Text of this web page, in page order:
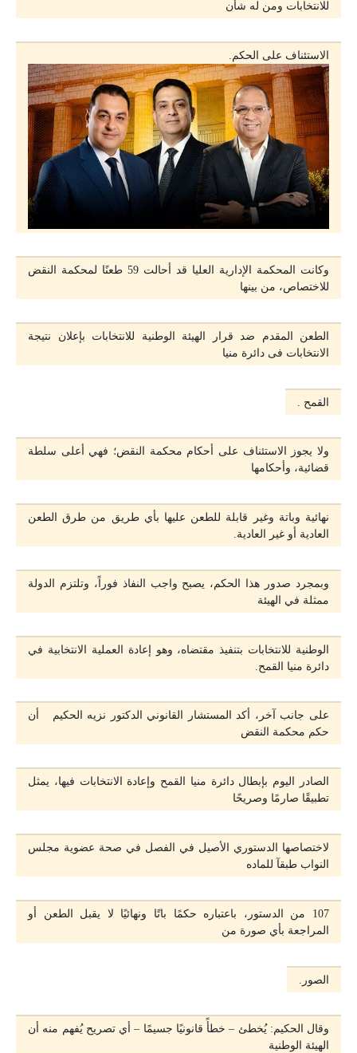
للانتخابات ومن له شأن
الاستئناف على الحكم.
وكانت المحكمة الإدارية العليا قد أحالت 59 طعنًا لمحكمة النقض
للاختصاص، من بينها
الطعن المقدم ضد قرار الهيئة الوطنية للانتخابات بإعلان نتيجة
الانتخابات فى دائرة منيا
القمح .
ولا يجوز الاستئناف على أحكام محكمة النقض؛ فهي أعلى سلطة
قضائية، وأحكامها
نهائية وباتة وغير قابلة للطعن عليها بأي طريق من طرق الطعن
العادية أو غير العادية.
وبمجرد صدور هذا الحكم، يصبح واجب النفاذ فوراً، وتلتزم الدولة
ممثلة في الهيئة
الوطنية للانتخابات بتنفيذ مقتضاه، وهو إعادة العملية الانتخابية في
دائرة منيا القمح.
على جانب آخر، أكد المستشار القانوني الدكتور نزيه الحكيم أن
حكم محكمة النقض
الصادر اليوم بإبطال دائرة منيا القمح وإعادة الانتخابات فيها، يمثل
تطبيقًا صارمًا وصريحًا
لاختصاصها الدستوري الأصيل في الفصل في صحة عضوية مجلس
النواب طبقآ للماده
107 من الدستور، باعتباره حكمًا باتًا ونهائيًا لا يقبل الطعن أو
المراجعة بأي صورة من
الصور.
وقال الحكيم: يُخطئ – خطأً قانونيًا جسيمًا – أي تصريح يُفهم منه أن
الهيئة الوطنية